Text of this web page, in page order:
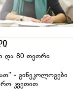
და 80 თეთრი
- გინეკოლოგები
კვეთით